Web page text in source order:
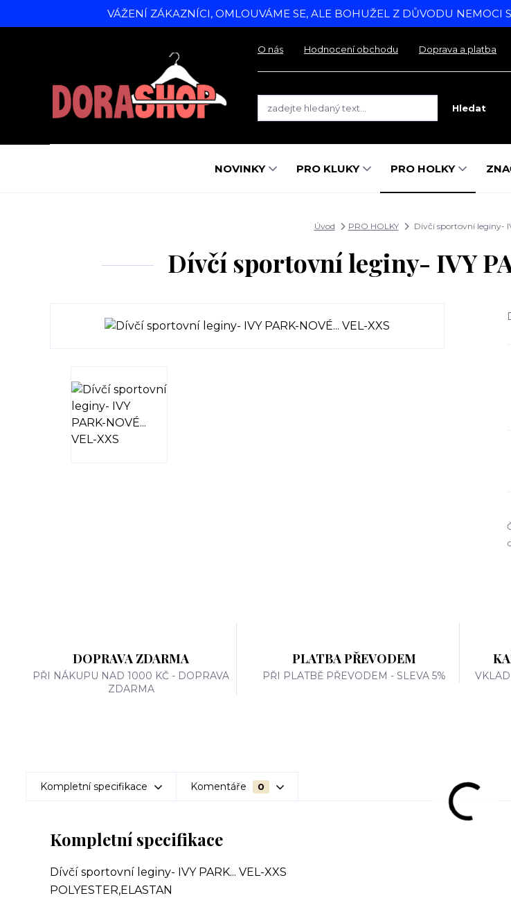
VÁŽENÍ ZÁKAZNÍCI, OMLOUVÁME SE, ALE BOHUŽEL Z DŮVODU
O nás Hodnocení obchodu Doprava a platba
Hledat
NOVINKY PRO KLUKY PRO HOLKY
Úvod PRO HOLKY Dívčí sportovní leginy-
Dívčí sportovní leginy- IVY
DOPRAVA ZDARMA
PŘI NÁKUPU NAD 1000 KČ - DOPRAVA
ZDARMA
PLATBA PŘEVODEM
PŘI PLATBĚ PŘEVODEM - SLEVA 5%
Kompletní specifikace Komentáře 0
Kompletní specifikace
Dívčí sportovní leginy- IVY PARK... VEL-XXS
POLYESTER,ELASTAN